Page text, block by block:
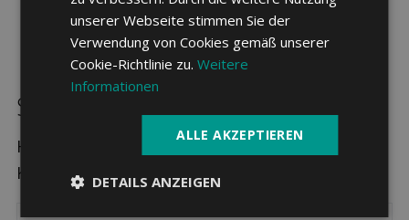
Sparpotenzial in Stetten SH
Hier sehen Sie die drei günstigsten
Krankenkassen in Stetten SH.
unserer Webseite stimmen Sie der
Verwendung von Cookies gemäß unserer
Cookie-Richtlinie zu.Weitere
Informationen
ALLE AKZEPTIEREN
DETAILS ANZEIGEN